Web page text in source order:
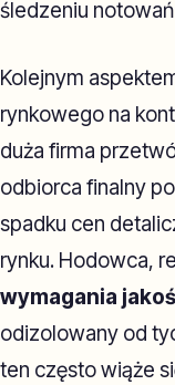
śledzeniu
Kolejnym
rynkowego na
duża firma
odbiorca finalny
spadku cen
rynku. Hodowca,
wymagania
odizolowany od
ten często wiąże